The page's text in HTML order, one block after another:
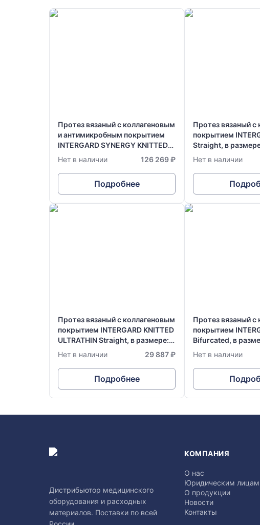
Протез вязаный с коллагеновым
и антимикробным покрытием
INTERGARD SYNERGY KNITTED
ULTRATHIN Stright Radially
Ø 6 мм х 70 см
Нет в наличии 126 269 ₽
Подробнее
Протез вязаный с
покрытием
Straight, в
см
Нет в наличии
Протез вязаный с коллагеновым
покрытием INTERGARD KNITTED
ULTRATHIN Straight, в размере:
Ø 7 мм х 20 см
Нет в наличии 29 887 ₽
Подробнее
Протез вязаный с
покрытием
Bifurcated, в
х 50 см
Нет в наличии
Дистрибьютор медицинского
оборудования и расходных
материалов. Поставки по всей
КОМПАНИЯ
О нас
Юридическим лицам
О продукции
Новости
Контакты